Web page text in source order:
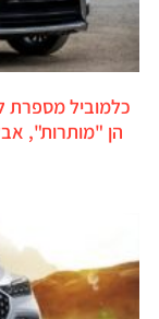
כלמוביל מספרת
הן "מותרות",